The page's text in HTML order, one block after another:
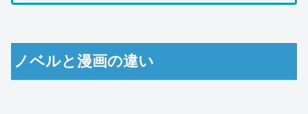
ノベルと漫画の違い